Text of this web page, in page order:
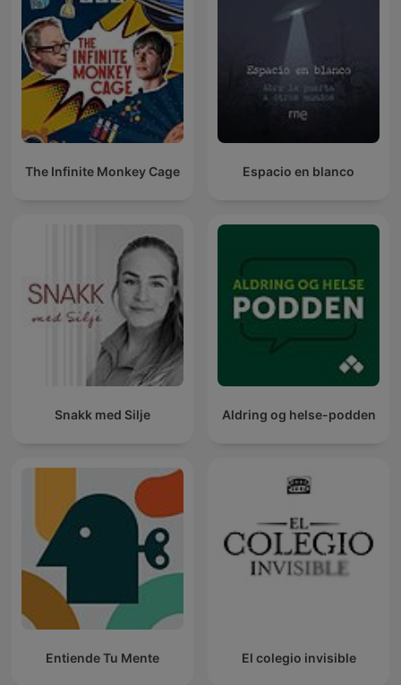
The Infinite Monkey Cage Espacio en blanco
Snakk med Silje Aldring og helse-podden
Entiende Tu Mente El colegio invisible